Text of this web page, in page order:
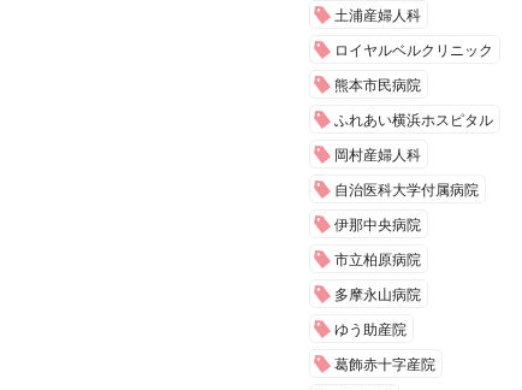
土浦産婦人科
ロイヤルベルクリニック
熊本市民病院
ふれあい横浜ホスピタル
岡村産婦人科
自治医科大学付属病院
伊那中央病院
市立柏原病院
多摩永山病院
ゆう助産院
葛飾赤十字産院